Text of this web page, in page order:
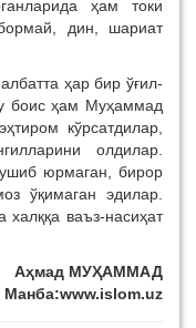
ҳам токи
дин, шариат
ҳар бир ўғил-
боис ҳам Муҳаммад
кўрсатдилар,
олдилар.
юрмаган, бирор
ўқимаган эдилар.
халққа ваъз-насиҳат
Аҳмад МУҲАММАД
Манба:www.islom.uz